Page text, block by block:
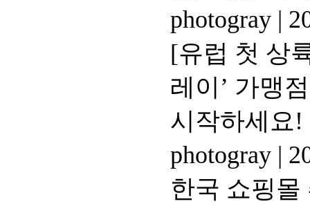
photogray |
[유럽 첫 상
레이’ 가맹
시작하세요!
photogray |
한국 쇼핑몰